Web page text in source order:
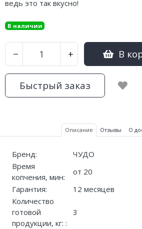
ведь это так вкусно!
В наличии
− + В
Быстрый заказ
Описание Отзывы О
Бренд:
ЧУДО
Время
копчения, мин:
от 20
Гарантия:
12 месяцев
Количество
готовой
продукции, кг: :
3